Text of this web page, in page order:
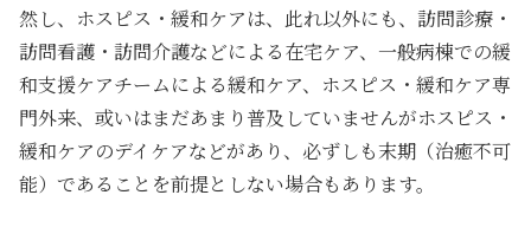
然し、ホスピス・緩和ケアは、此れ以外にも、訪問診療・
訪問看護・訪問介護などによる在宅ケア、一般病棟での緩
和支援ケアチームによる緩和ケア、ホスピス・緩和ケア専
門外来、或いはまだあまり普及していませんがホスピス・
緩和ケアのデイケアなどがあり、必ずしも末期（治癒不可
能）であることを前提としない場合もあります。